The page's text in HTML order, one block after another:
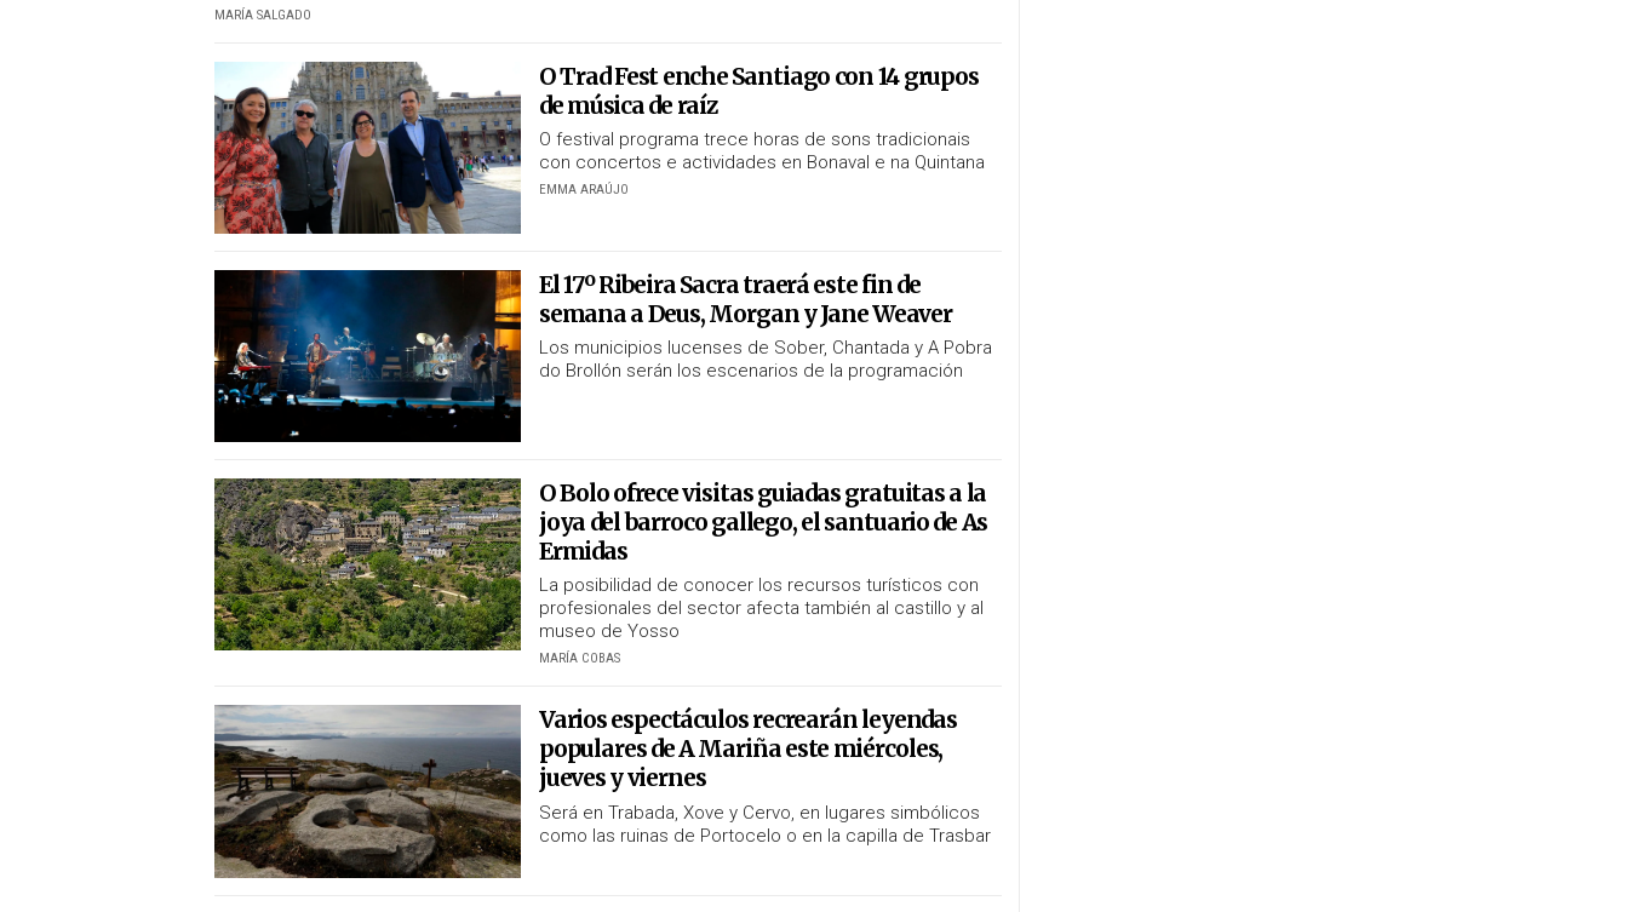
MARÍA SALGADO
O Trad Fest enche Santiago con 14 grupos
de música de raíz
O festival programa trece horas de sons tradicionais
con concertos e actividades en Bonaval e na Quintana
EMMA ARAÚJO
El 17º Ribeira Sacra traerá este fin de
semana a Deus, Morgan y Jane Weaver
Los municipios lucenses de Sober, Chantada y A Pobra
do Brollón serán los escenarios de la programación
O Bolo ofrece visitas guiadas gratuitas a la
joya del barroco gallego, el santuario de As
Ermidas
La posibilidad de conocer los recursos turísticos con
profesionales del sector afecta también al castillo y al
museo de Yosso
MARÍA COBAS
Varios espectáculos recrearán leyendas
populares de A Mariña este miércoles,
jueves y viernes
Será en Trabada, Xove y Cervo, en lugares simbólicos
como las ruinas de Portocelo o en la capilla de Trasbar